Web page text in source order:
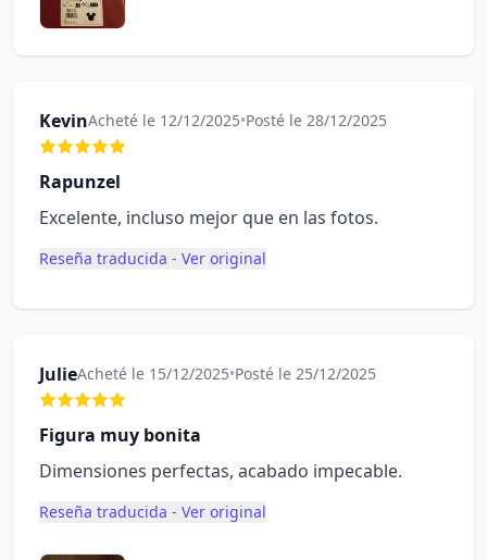
KevinAcheté le 12/12/2025•Posté le 28/12/2025
Rapunzel
Excelente, incluso mejor que en las fotos.
Reseña traducida - Ver original
JulieAcheté le 15/12/2025•Posté le 25/12/2025
Figura muy bonita
Dimensiones perfectas, acabado impecable.
Reseña traducida - Ver original